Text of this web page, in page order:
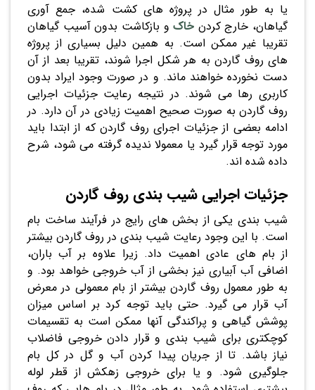
یا به طور مثال در پروژه های کشت شده، جمع آوری
گیاهان، خارج کردن خاکو بازکاشت بدون آسیب گیاهان
تقریبا غیر ممکن است. به همین دلیل بسیاری از پروژه
های روف گاردن به هر شکل اجرا شوند، تقریبا بعد از آن
دست نخورده خواهند ماند. و در صورت وجود ایراد بدون
کاربری رها می شوند. در نتیجه رعایت جزئیات اجرایی
روف گاردن به صورت صحیح اهمیت زیادی در آن دارد. در
ادامه بعضی از جزئیات اجرای روف گاردن که از ابتدا باید
مورد توجه قرار گیرد یا معمولا ندیده گرفته می شود، شرح
داده شده اند.
جزئیات اجرایی شیب بندی روف گاردن
شیب بندی یکی از بخش های رایج در فرآیند ساخت بام
است. با این وجود رعایت شیب بندی در روف گاردن بیشتر
از بام های عادی اهمیت داد. زیرا علاوه بر آب باران،
اضافی آب آبیاری نیز بخشی از آب خروجی خواهد بود. و
به طور معمول روف گاردن بیشتر از بام معمولی در معرض
آب قرار می گیرد. حتی باید توجه کرد بر اساس میزان
پوشش گیاهی و پراکندگی آنها ممکن است به تقسیمات
کوچکتری برای شیب بندی و قرار دادن خروجی فاضلاب
نیاز باشد. تا از جریان پیدا کردن آب و گل در کل بام
جلوگیری شود. و یا برای خروجی زهکش از قطر لوله